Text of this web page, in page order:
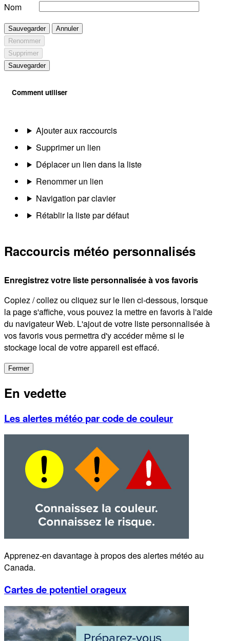
Nom
Sauvegarder
Annuler
Renommer
Supprimer
Sauvegarder
Comment utiliser
Ajouter aux raccourcis
Supprimer un lien
Déplacer un lien dans la liste
Renommer un lien
Navigation par clavier
Rétablir la liste par défaut
Raccourcis météo personnalisés
Enregistrez votre liste personnalisée à vos favoris
Copiez / collez ou cliquez sur le lien ci-dessous, lorsque
la page s'affiche, vous pouvez la mettre en favoris à l'aide
du navigateur Web. L'ajout de votre liste personnalisée à
vos favoris vous permettra d'y accéder même si le
stockage local de votre appareil est effacé.
Fermer
En vedette
Les alertes météo par code de couleur
Apprenez-en davantage à propos des alertes météo au
Canada.
Cartes de potentiel orageux